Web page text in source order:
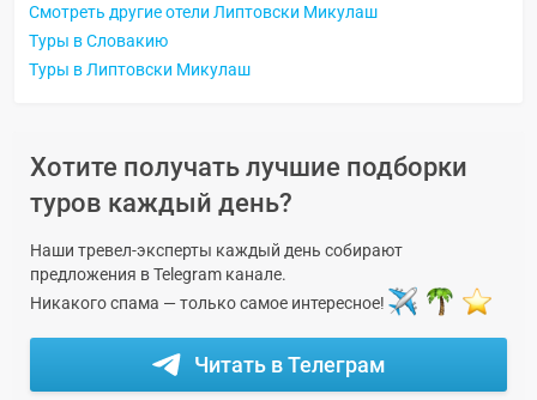
Смотреть другие отели Липтовски Микулаш
Туры в Словакию
Туры в Липтовски Микулаш
Хотите получать лучшие подборки
туров каждый день?
Наши тревел-эксперты каждый день собирают
предложения в Telegram канале.
Никакого спама — только самое интересное!
Читать в Телеграм